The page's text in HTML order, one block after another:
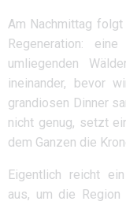
Am Nachmittag
Regeneration:
umliegenden
ineinander, bevor
grandiosen Dinner
nicht genug, setzt
dem Ganzen die
Eigentlich reicht
aus, um die